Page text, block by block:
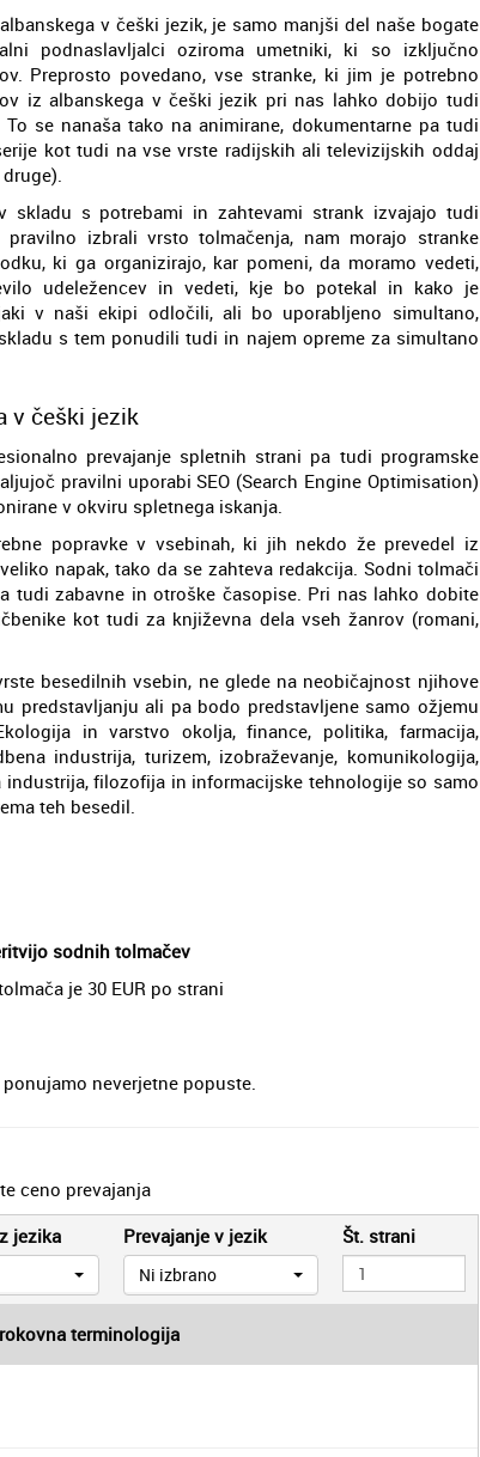
v češki jezik, je samo manjši del naše bogate
podnaslavljalci oziroma umetniki, ki so izključno
Preprosto povedano, vse stranke, ki jim je potrebno
iz albanskega v češki jezik pri nas lahko dobijo tudi
se nanaša tako na animirane, dokumentarne pa tudi
kot tudi na vse vrste radijskih ali televizijskih oddaj
skladu s potrebami in zahtevami strank izvajajo tudi
izbrali vrsto tolmačenja, nam morajo stranke
ki ga organizirajo, kar pomeni, da moramo vedeti,
udeležencev in vedeti, kje bo potekal in kako je
v naši ekipi odločili, ali bo uporabljeno simultano,
s tem ponudili tudi in najem opreme za simultano
v češki jezik
prevajanje spletnih strani pa tudi programske
pravilni uporabi SEO (Search Engine Optimisation)
v okviru spletnega iskanja.
popravke v vsebinah, ki jih nekdo že prevedel iz
napak, tako da se zahteva redakcija. Sodni tolmači
tudi zabavne in otroške časopise. Pri nas lahko dobite
kot tudi za književna dela vseh žanrov (romani,
besedilnih vsebin, ne glede na neobičajnost njihove
predstavljanju ali pa bodo predstavljene samo ožjemu
in varstvo okolja, finance, politika, farmacija,
industrija, turizem, izobraževanje, komunikologija,
filozofija in informacijske tehnologije so samo
teh besedil.
sodnih tolmačev
je 30 EUR po strani
neverjetne popuste.
ceno prevajanja
jezika Prevajanje v jezik
Ni izbrano
Št. strani
terminologija